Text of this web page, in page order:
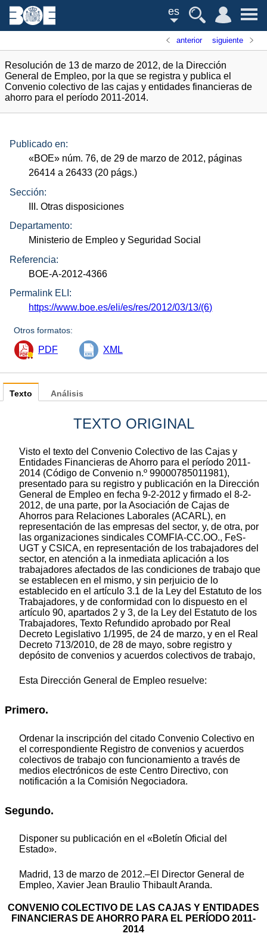
es
anterior siguiente
Resolución de 13 de marzo de 2012, de la Dirección
General de Empleo, por la que se registra y publica el
Convenio colectivo de las cajas y entidades financieras de
ahorro para el período 2011-2014.
Publicado en:
«BOE» núm. 76, de 29 de marzo de 2012, páginas
26414 a 26433 (20 págs.)
Sección:
III. Otras disposiciones
Departamento:
Ministerio de Empleo y Seguridad Social
Referencia:
BOE-A-2012-4366
Permalink ELI:
https://www.boe.es/eli/es/res/2012/03/13/(6)
Otros formatos:
PDF XML
Texto
TEXTO ORIGINAL
Visto el texto del Convenio Colectivo de las Cajas y
Entidades Financieras de Ahorro para el período 2011-
2014 (Código de Convenio n.º 99000785011981),
presentado para su registro y publicación en la Dirección
General de Empleo en fecha 9-2-2012 y firmado el 8-2-
2012, de una parte, por la Asociación de Cajas de
Ahorros para Relaciones Laborales (ACARL), en
representación de las empresas del sector, y, de otra, por
las organizaciones sindicales COMFIA-CC.OO., FeS-
UGT y CSICA, en representación de los trabajadores del
sector, en atención a la inmediata aplicación a los
trabajadores afectados de las condiciones de trabajo que
se establecen en el mismo, y sin perjuicio de lo
establecido en el artículo 3.1 de la Ley del Estatuto de los
Trabajadores, y de conformidad con lo dispuesto en el
artículo 90, apartados 2 y 3, de la Ley del Estatuto de los
Trabajadores, Texto Refundido aprobado por Real
Decreto Legislativo 1/1995, de 24 de marzo, y en el Real
Decreto 713/2010, de 28 de mayo, sobre registro y
depósito de convenios y acuerdos colectivos de trabajo,
Esta Dirección General de Empleo resuelve:
Primero.
Ordenar la inscripción del citado Convenio Colectivo en
el correspondiente Registro de convenios y acuerdos
colectivos de trabajo con funcionamiento a través de
medios electrónicos de este Centro Directivo, con
notificación a la Comisión Negociadora.
Segundo.
Disponer su publicación en el «Boletín Oficial del
Estado».
Madrid, 13 de marzo de 2012.–El Director General de
Empleo, Xavier Jean Braulio Thibault Aranda.
CONVENIO COLECTIVO DE LAS CAJAS Y ENTIDADES
FINANCIERAS DE AHORRO PARA EL PERÍODO 2011-
2014
Análisis